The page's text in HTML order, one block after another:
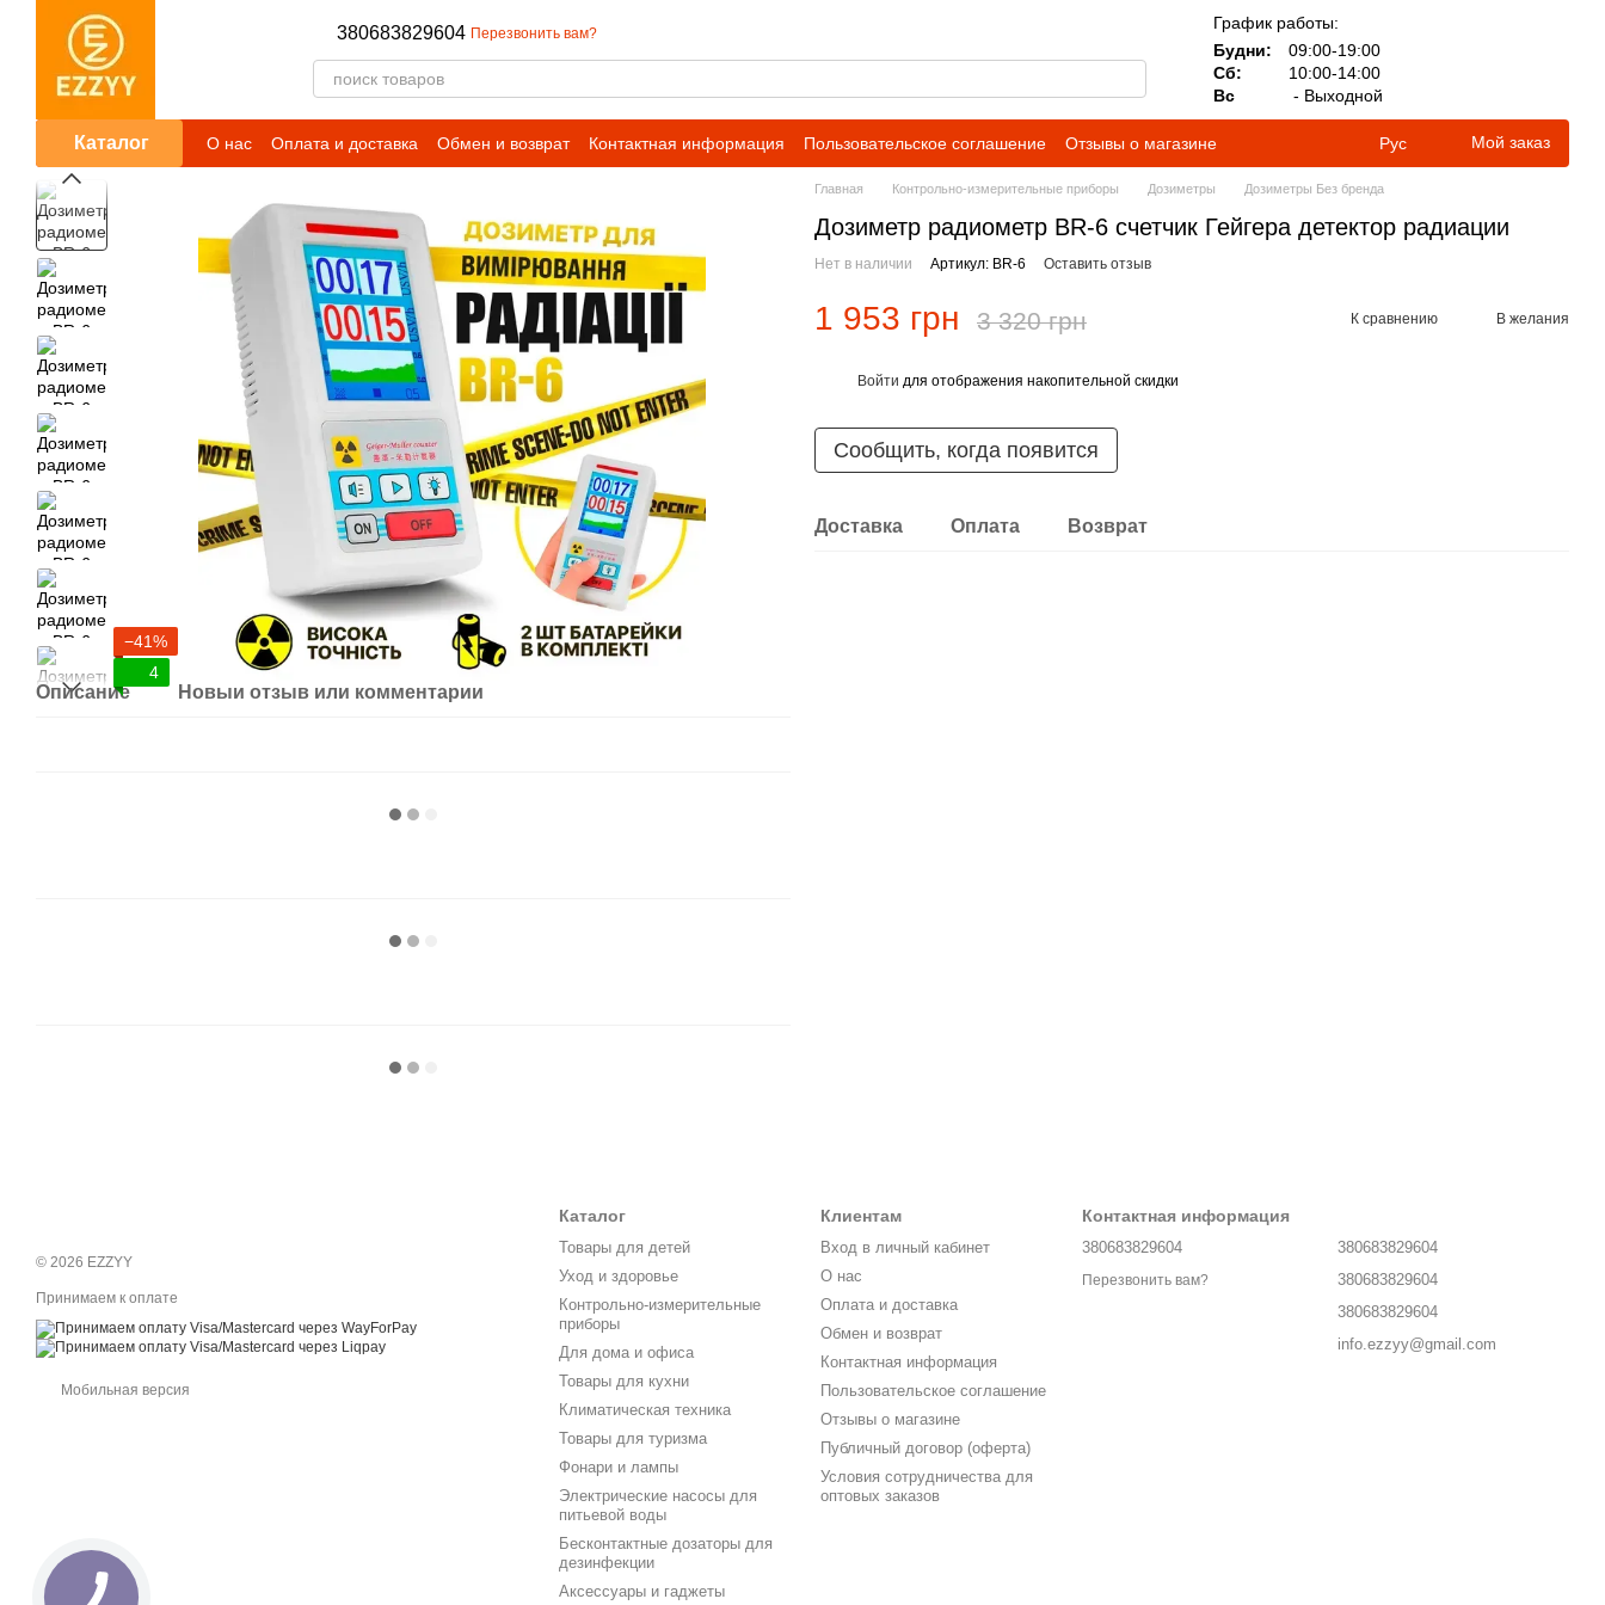
Перейти к основному контенту
380683829604 Перезвонить вам?
График работы:
Будни:
09:00-19:00
Сб:
10:00-14:00
Вс
- Выходной
Каталог О нас Оплата и доставка Обмен и возврат Контактная информация Пользовательское соглашение
Отзывы о магазине
Публичный договор (оферта)
Условия сотрудничества для оптовых заказов
Рус Мой заказ
−41%
4
Описание Новый отзыв или комментарий
Главная Контрольно-измерительные приборы Дозиметры Дозиметры Без бренда
Дозиметр радиометр BR-6 счетчик Гейгера детектор радиации
Нет в наличии Артикул: BR-6 Оставить отзыв
1 953 грн 3 320 грн К сравнению В желания
Войти для отображения накопительной скидки
Сообщить, когда появится
Доставка Оплата Возврат
© 2026 EZZYY
Принимаем к оплате
Мобильная версия
Каталог
Товары для детей
Уход и здоровье
Контрольно-измерительные
приборы
Для дома и офиса
Товары для кухни
Климатическая техника
Товары для туризма
Фонари и лампы
Электрические насосы для
питьевой воды
Бесконтактные дозаторы для
дезинфекции
Аксессуары и гаджеты
Клиентам
Вход в личный кабинет
О нас
Оплата и доставка
Обмен и возврат
Контактная информация
Пользовательское соглашение
Отзывы о магазине
Публичный договор (оферта)
Условия сотрудничества для
оптовых заказов
Контактная информация
380683829604
Перезвонить вам?
380683829604
380683829604
380683829604
info.ezzyy@gmail.com